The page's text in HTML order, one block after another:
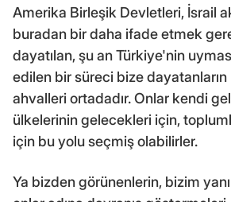
Amerika Birleşik Devletleri, İsrail
buradan bir daha ifade etmek
dayatılan, şu an Türkiye'nin
edilen bir süreci bize
ahvalleri ortadadır. Onlar kendi
ülkelerinin gelecekleri için,
için bu yolu seçmiş olabilirler.
Ya bizden görünenlerin, bizim